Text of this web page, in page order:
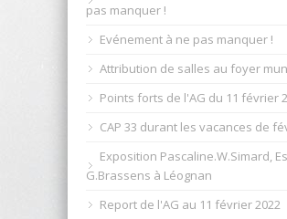
pas manquer !
Evénement à ne pas manquer !
Attribution de salles au foyer
Points forts de l'AG du 11 février
CAP 33 durant les vacances de
Exposition Pascaline.W.Simard,
G.Brassens à Léognan
Report de l'AG au 11 février 2022